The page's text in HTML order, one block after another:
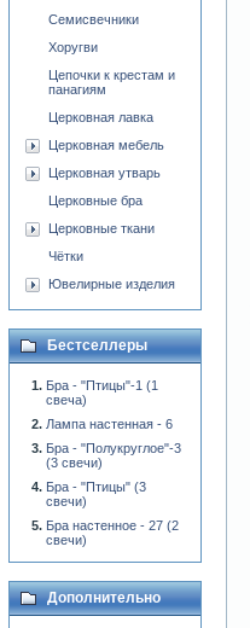
Семисвечники
Хоругви
Цепочки к крестам и
панагиям
Церковная лавка
Церковная мебель
Церковная утварь
Церковные бра
Церковные ткани
Чётки
Ювелирные изделия
Бестселлеры
Бра - "Птицы"-1 (1
свеча)
Лампа настенная - 6
Бра - "Полукруглое"-3
(3 свечи)
Бра - "Птицы" (3
свечи)
Бра настенное - 27 (2
свечи)
Дополнительно